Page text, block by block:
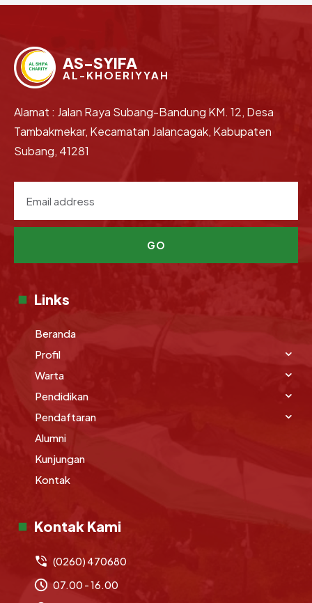
AS-SYIFA
AL-KHOERIYYAH
Alamat : Jalan Raya Subang-Bandung KM. 12, Desa
Tambakmekar, Kecamatan Jalancagak, Kabupaten
Subang, 41281
GO
Links
Beranda
Profil
Warta
Pendidikan
Pendaftaran
Alumni
Kunjungan
Kontak
Kontak Kami
(0260) 470680
07.00 - 16.00